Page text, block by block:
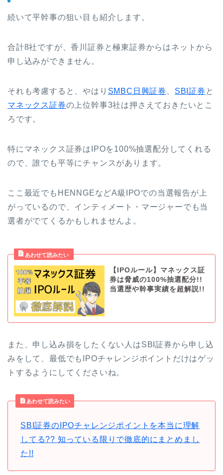
続いて平幹事の狙い目も紹介します。
合計8社ですが、香川証券と極東証券からはネットから
申し込みができません。
それも考慮すると、やはり SMBC日興証券 SBI証券 と
マネックス証券の上位幹事3社は押さえておきたいとこ
ろです。
特にマネックス証券はIPOを100%抽選配分してくれる
ので、誰でも平等にチャンスがあります。
ここ最近でもHENNGEなどA級IPOでの当選報告が上
がっているので、インティメート・マージャーでも当
選者がでてくるかもしれませんよ。
【IPOルール】マネックス証
券は脅威の100%抽選配分!!
当選歴や幹事実績を超解説!!
また、申し込み損をしたくない人はSBI証券から申し込
みをして、最低でもIPOチャレンジポイントだけはゲッ
トするようにしてくださいね。
あわせて読みたい
SBI証券のIPOチャレンジポイントを本当に理解
してる?? 知っている限りで徹底的にまとめまし
た!!